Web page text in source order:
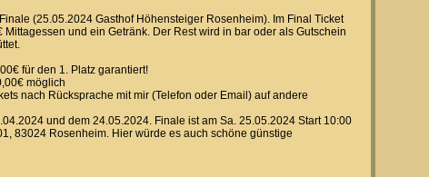
(25.05.2024 Gasthof Höhensteiger Rosenheim). Im Final Ticket
und ein Getränk. Der Rest wird in bar oder als Gutschein
für den 1. Platz garantiert!
möglich
nach Rücksprache mit mir (Telefon oder Email) auf andere
und dem 24.05.2024. Finale ist am Sa. 25.05.2024 Start 10:00
83024 Rosenheim. Hier würde es auch schöne günstige